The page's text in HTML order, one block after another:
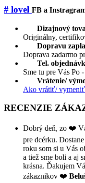
# lovel FB a
Dizajnový
Originálny,
Dopravu
Doprava zadarmo
Tel.
Sme tu pre Vás Po
Vrátenie/
Ako vrátiť/ vymeniť
RECENZIE
Dobrý deň, zo ❤️
pre dcérku.
roku som si u Vás
a tiež sme boli a aj
krásna. Ďakujem
zákaznikov ❤️